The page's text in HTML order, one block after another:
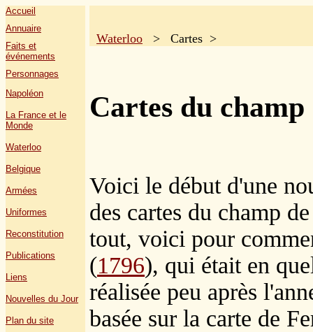
Accueil
Annuaire
Faits et
événements
Personnages
Napoléon
La France et le
Monde
Waterloo
Belgique
Armées
Uniformes
Reconstitution
Publications
Liens
Nouvelles du Jour
Plan du site
Waterloo > Cartes >
Cartes du
Voici le début d'une
des cartes du champ
tout, voici pour
(1796), qui était en
réalisée peu après
basée sur la carte de